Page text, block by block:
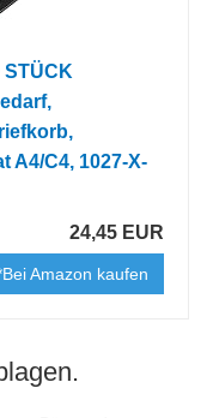
A4/C4, 1027-X-
24,45 EUR
Amazon kaufen